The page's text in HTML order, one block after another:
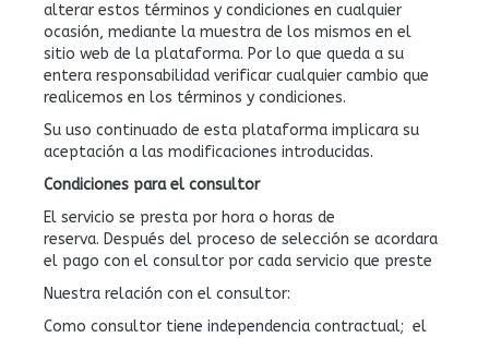
alterar estos términos y condiciones en cualquier
ocasión, mediante la muestra de los mismos en el
sitio web de la plataforma. Por lo que queda a su
entera responsabilidad verificar cualquier cambio que
realicemos en los términos y condiciones.
Su uso continuado de esta plataforma implicara su
aceptación a las modificaciones introducidas.
Condiciones para el consultor
El servicio se presta por hora o horas de
reserva. Después del proceso de selección se acordara
el pago con el consultor por cada servicio que preste
Nuestra relación con el consultor:
Como consultor tiene independencia contractual; el